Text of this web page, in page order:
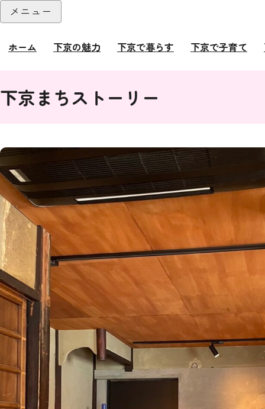
本文へ
メニュー
ホーム 下京の魅力 下京で暮らす 下京で子育て
下京まちストーリー